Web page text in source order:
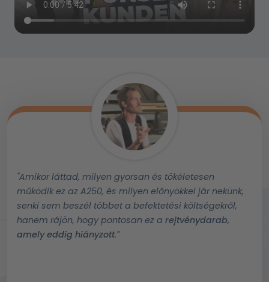
"Amikor láttad, milyen gyorsan és tökéletesen
működik ez az A250, és milyen előnyökkel jár nekünk,
senki sem beszél többet a befektetési költségekről,
hanem rájön, hogy pontosan ez a rejtvénydarab,
amely eddig hiányzott."